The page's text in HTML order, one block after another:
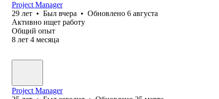
Project Manager
29 лет • Был вчера • Обновлено 6 августа
Активно ищет работу
Общий опыт
8 лет 4 месяца
Project Manager